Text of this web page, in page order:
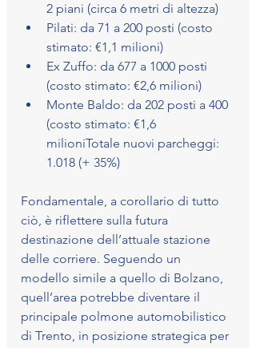
2 piani (circa 6 metri di altezza)
Pilati: da 71 a 200 posti (costo
stimato: €1,1 milioni)
Ex Zuffo: da 677 a 1000 posti
(costo stimato: €2,6 milioni)
Monte Baldo: da 202 posti a 400
(costo stimato: €1,6
milioniTotale nuovi parcheggi:
1.018 (+ 35%)
Fondamentale, a corollario di tutto
ciò, è riflettere sulla futura
destinazione dell’attuale stazione
delle corriere. Seguendo un
modello simile a quello di Bolzano,
quell’area potrebbe diventare il
principale polmone automobilistico
di Trento, in posizione strategica per